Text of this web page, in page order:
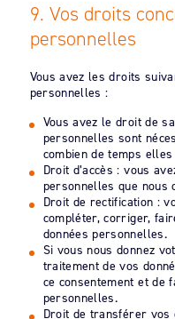
9. Vos droits
personnelles
Vous avez les droits
personnelles :
Vous avez le droit de
personnelles sont
combien de temps
Droit d’accès : vous
personnelles que nous
Droit de rectification :
compléter, corriger,
données personnelles.
Si vous nous donnez
traitement de vos
ce consentement et de
personnelles.
Droit de transférer vos